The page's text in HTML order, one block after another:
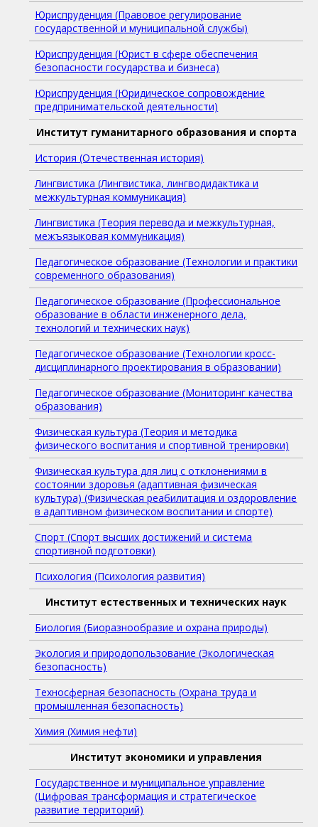
Юриспруденция (Правовое регулирование
государственной и муниципальной службы)
Юриспруденция (Юрист в сфере обеспечения
безопасности государства и бизнеса)
Юриспруденция (Юридическое сопровождение
предпринимательской деятельности)
Институт гуманитарного образования и спорта
История (Отечественная история)
Лингвистика (Лингвистика, лингводидактика и
межкультурная коммуникация)
Лингвистика (Теория перевода и межкультурная,
межъязыковая коммуникация)
Педагогическое образование (Технологии и практики
современного образования)
Педагогическое образование (Профессиональное
образование в области инженерного дела,
технологий и технических наук)
Педагогическое образование (Технологии кросс-
дисциплинарного проектирования в образовании)
Педагогическое образование (Мониторинг качества
образования)
Физическая культура (Теория и методика
физического воспитания и спортивной тренировки)
Физическая культура для лиц с отклонениями в
состоянии здоровья (адаптивная физическая
культура) (Физическая реабилитация и оздоровление
в адаптивном физическом воспитании и спорте)
Спорт (Спорт высших достижений и система
спортивной подготовки)
Психология (Психология развития)
Институт естественных и технических наук
Биология (Биоразнообразие и охрана природы)
Экология и природопользование (Экологическая
безопасность)
Техносферная безопасность (Охрана труда и
промышленная безопасность)
Химия (Химия нефти)
Институт экономики и управления
Государственное и муниципальное управление
(Цифровая трансформация и стратегическое
развитие территорий)